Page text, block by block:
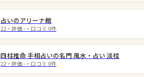
占いのアリーナ館
22 ・評価 - ・口コミ 0件
四柱推命 手相占いの名門 風水・占い 淡桂
22 ・評価 - ・口コミ 0件